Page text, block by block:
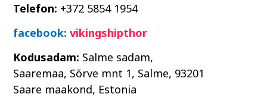
Telefon: +372 5854 1954
facebook:vikingshipthor
Kodusadam: Salme sadam,
Saaremaa, Sõrve mnt 1, Salme, 93201
Saare maakond, Estonia